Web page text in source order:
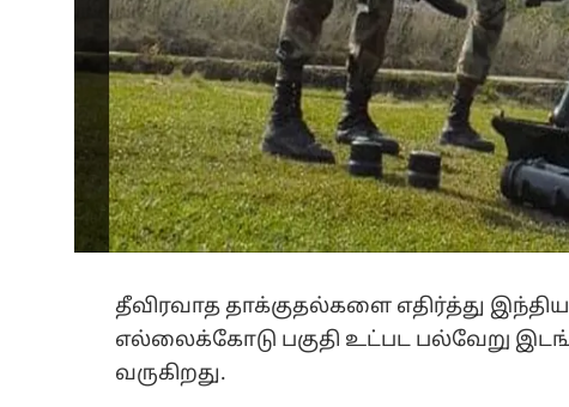
தீவிரவாத தாக்குதல்களை எதிர்த்து இந்திய
எல்லைக்கோடு பகுதி உட்பட பல்வேறு
வருகிறது.